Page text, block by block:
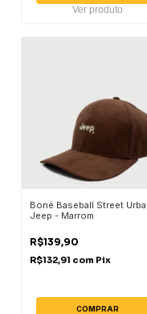
Ver produto
Boné Baseball Street
Jeep - Marrom
R$139,90
R$132,91 com Pix
COMPRAR